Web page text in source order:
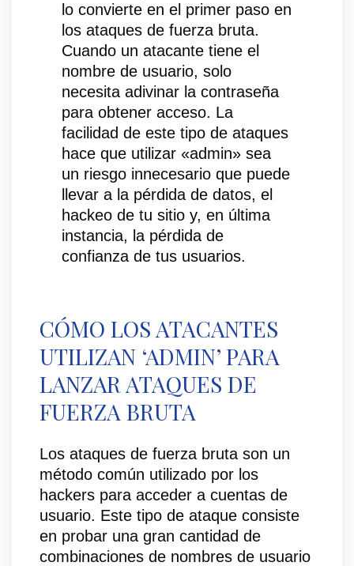
lo convierte en el primer paso en
los ataques de fuerza bruta.
Cuando un atacante tiene el
nombre de usuario, solo
necesita adivinar la contraseña
para obtener acceso. La
facilidad de este tipo de ataques
hace que utilizar «admin» sea
un riesgo innecesario que puede
llevar a la pérdida de datos, el
hackeo de tu sitio y, en última
instancia, la pérdida de
confianza de tus usuarios.
CÓMO LOS ATACANTES
UTILIZAN ‘ADMIN’ PARA
LANZAR ATAQUES DE
FUERZA BRUTA
Los ataques de fuerza bruta son un
método común utilizado por los
hackers para acceder a cuentas de
usuario. Este tipo de ataque consiste
en probar una gran cantidad de
combinaciones de nombres de usuario